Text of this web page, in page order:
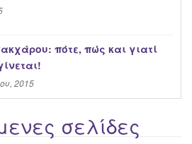
πότε, πώς και γιατί
2015
σελίδες